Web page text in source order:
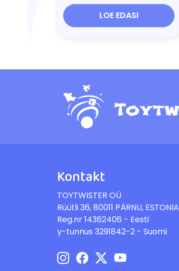
LOE EDASI
Kontakt
TOYTWISTER OÜ
Rüütli 36, 80011 PÄRNU, ESTONIA
Reg.nr 14362406 - Eesti
y-tunnus 3291842-2 - Suomi